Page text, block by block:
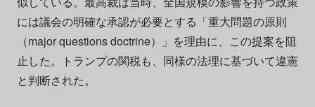
には議会の明確な承認が必要とする「重大問題の原則
（major questions doctrine）」を理由に、この提案を阻
止した。トランプの関税も、同様の法理に基づいて違憲
と判断された。